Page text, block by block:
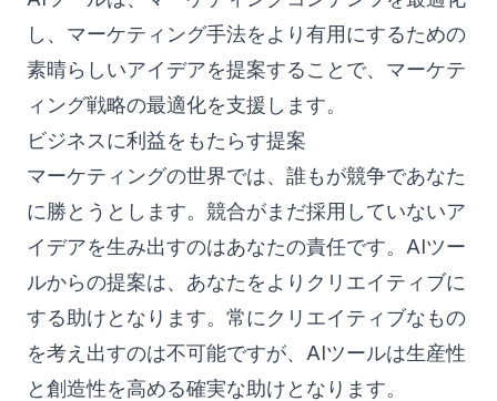
し、マーケティング手法をより有用にするための
素晴らしいアイデアを提案することで、マーケテ
ィング戦略の最適化を支援します。
ビジネスに利益をもたらす提案
マーケティングの世界では、誰もが競争であなた
に勝とうとします。競合がまだ採用していないア
イデアを生み出すのはあなたの責任です。AIツー
ルからの提案は、あなたをよりクリエイティブに
する助けとなります。常にクリエイティブなもの
を考え出すのは不可能ですが、AIツールは生産性
と創造性を高める確実な助けとなります。